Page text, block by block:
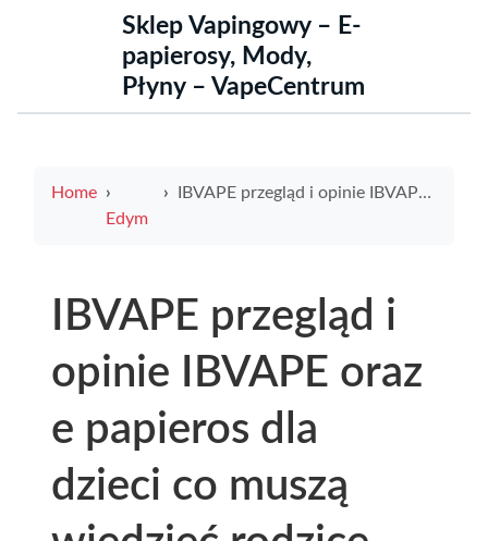
Sklep Vapingowy – E-
papierosy, Mody,
Płyny – VapeCentrum
Home
Edym
IBVAPE przegląd i opinie IBVAPE oraz e papieros dla dzieci co muszą wiedzieć rodzice
IBVAPE przegląd i
opinie IBVAPE oraz
e papieros dla
dzieci co muszą